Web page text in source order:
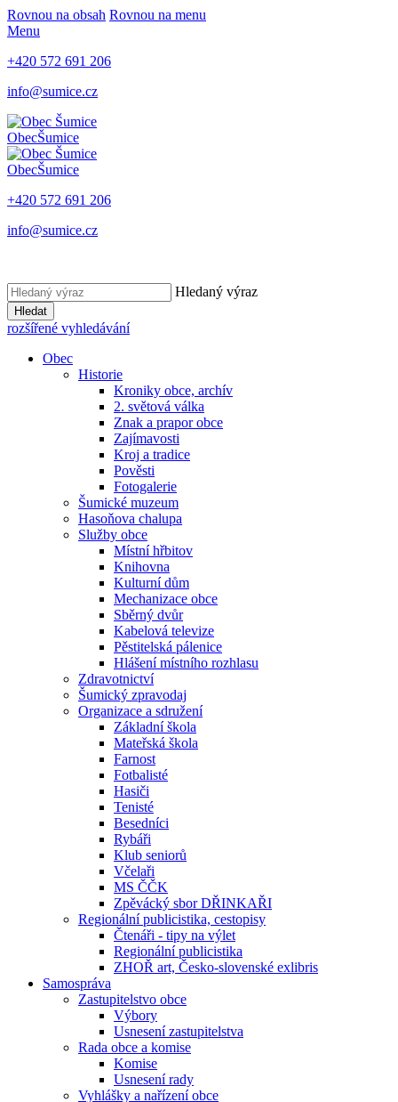
Rovnou na obsah Rovnou na menu
Menu
+420 572 691 206
info@sumice.cz
ObecŠumice
ObecŠumice
+420 572 691 206
info@sumice.cz
Hledaný výraz
Hledat
rozšířené vyhledávání
Obec
Historie
Kroniky obce, archív
2. světová válka
Znak a prapor obce
Zajímavosti
Kroj a tradice
Pověsti
Fotogalerie
Šumické muzeum
Hasoňova chalupa
Služby obce
Místní hřbitov
Knihovna
Kulturní dům
Mechanizace obce
Sběrný dvůr
Kabelová televize
Pěstitelská pálenice
Hlášení místního rozhlasu
Zdravotnictví
Šumický zpravodaj
Organizace a sdružení
Základní škola
Mateřská škola
Farnost
Fotbalisté
Hasiči
Tenisté
Besedníci
Rybáři
Klub seniorů
Včelaři
MS ČČK
Zpěvácký sbor DŘINKAŘI
Regionální publicistika, cestopisy
Čtenáři - tipy na výlet
Regionální publicistika
ZHOŘ art, Česko-slovenské exlibris
Samospráva
Zastupitelstvo obce
Výbory
Usnesení zastupitelstva
Rada obce a komise
Komise
Usnesení rady
Vyhlášky a nařízení obce